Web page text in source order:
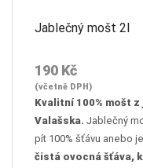
Jablečný mošt 2l
190 Kč
(včetně DPH)
Kvalitní 100% mošt
Valašska. Jablečný
pít 100% šťávu anebo
čistá ovocná šťáva,